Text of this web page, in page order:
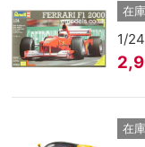
在
1/
在